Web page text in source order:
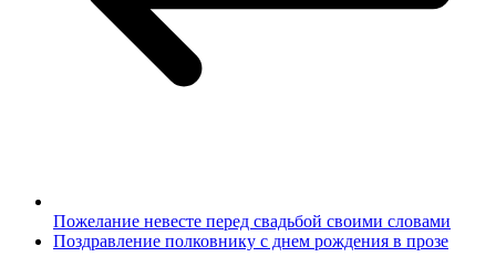
Пожелание невесте перед свадьбой своими словами
Поздравление полковнику с днем рождения в прозе